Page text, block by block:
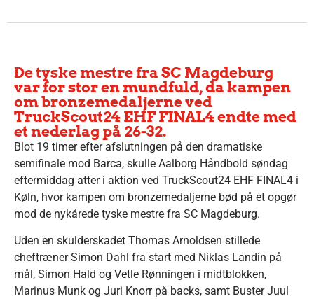
De tyske mestre fra SC Magdeburg
var for stor en mundfuld, da kampen
om bronzemedaljerne ved
TruckScout24 EHF FINAL4 endte med
et nederlag på 26-32.
Blot 19 timer efter afslutningen på den dramatiske
semifinale mod Barca, skulle Aalborg Håndbold søndag
eftermiddag atter i aktion ved TruckScout24 EHF FINAL4 i
Køln, hvor kampen om bronzemedaljerne bød på et opgør
mod de nykårede tyske mestre fra SC Magdeburg.
Uden en skulderskadet Thomas Arnoldsen stillede
cheftræner Simon Dahl fra start med Niklas Landin på
mål, Simon Hald og Vetle Rønningen i midtblokken,
Marinus Munk og Juri Knorr på backs, samt Buster Juul